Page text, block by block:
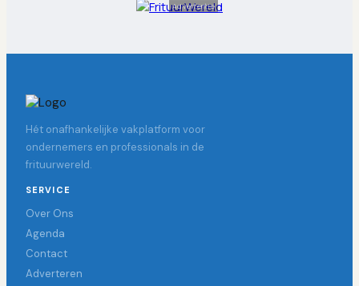
Advertentie
Hét onafhankelijke vakplatform voor
ondernemers en professionals in de
frituurwereld.
SERVICE
Over Ons
Agenda
Contact
Adverteren